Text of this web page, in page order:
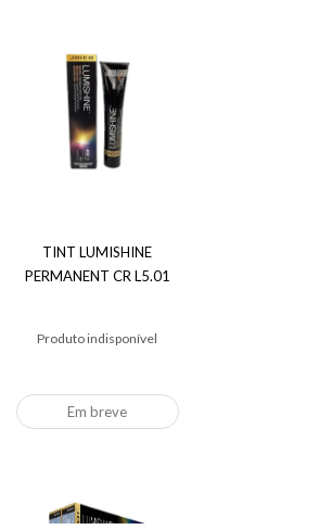
TINT LUMISHINE
PERMANENT CR L5.01
Produto indisponível
Em breve